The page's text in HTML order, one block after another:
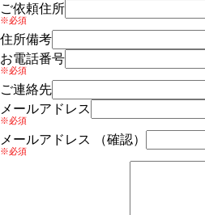
ご依頼住所
※必須
住所備考
お電話番号
※必須
ご連絡先
メールアドレス
※必須
メールアドレス （確認）
※必須